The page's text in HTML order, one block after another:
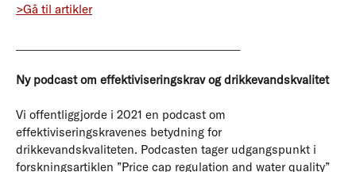
>Gå til artikler
Ny podcast om effektiviseringskrav og drikkevandskvalitet
Vi offentliggjorde i 2021 en podcast om
effektiviseringskravenes betydning for
drikkevandskvaliteten. Podcasten tager udgangspunkt i
forskningsartiklen ”Price cap regulation and water quality”